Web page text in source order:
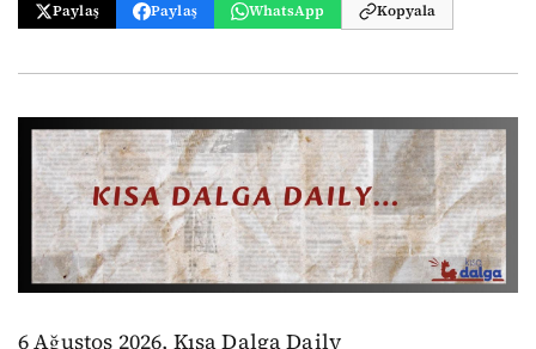
Paylaş Paylaş WhatsApp Kopyala
6 Ağustos 2026, Kısa Dalga Daily